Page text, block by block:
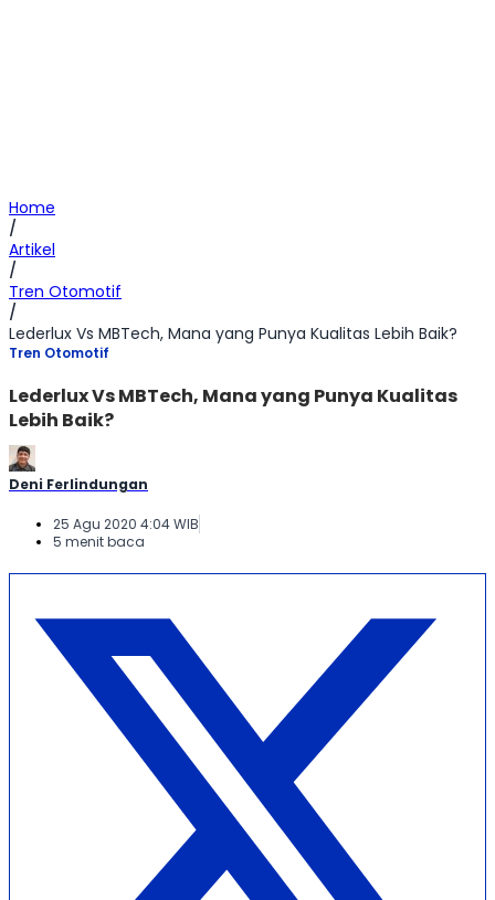
Home
/
Artikel
/
Tren Otomotif
/
Lederlux Vs MBTech, Mana yang Punya Kualitas Lebih Baik?
Tren Otomotif
Lederlux Vs MBTech, Mana yang Punya Kualitas
Lebih Baik?
Deni Ferlindungan
25 Agu 2020 4:04 WIB
5 menit baca